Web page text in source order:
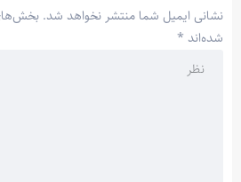
نشانی ایمیل شما منتشر نخواهد شد.
شده‌اند *